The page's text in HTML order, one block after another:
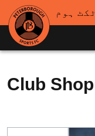
ٹکٹ ہوم
Club Shop